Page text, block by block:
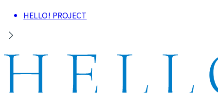
HELLO! PROJECT